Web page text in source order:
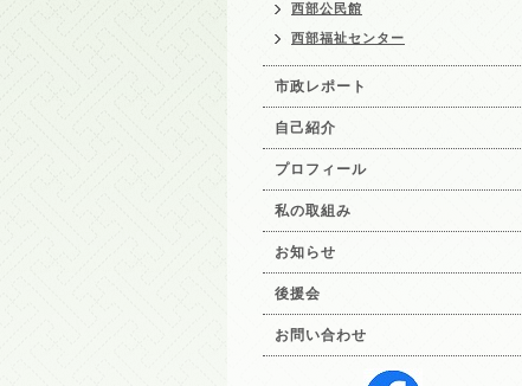
西部公民館
西部福祉センター
市政レポート
自己紹介
プロフィール
私の取組み
お知らせ
後援会
お問い合わせ